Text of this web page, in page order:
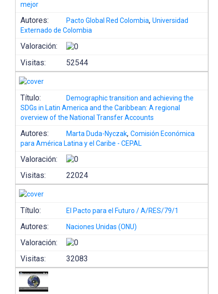
mejor
Autores: Pacto Global Red Colombia,Universidad
Externado de Colombia
Valoración:
Visitas:
52544
Título:
Demographic transition and achieving the
SDGs in Latin America and the Caribbean: A regional
overview of the National Transfer Accounts
Autores: Marta Duda-Nyczak,Comisión Económica
para América Latina y el Caribe - CEPAL
Valoración:
Visitas:
22024
Título: El Pacto para el Futuro / A/RES/79/1
Autores: Naciones Unidas (ONU)
Valoración:
Visitas:
32083